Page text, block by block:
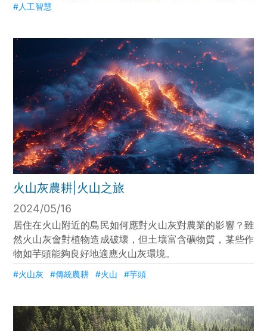
#人工智慧
火山灰農耕|火山之旅
2024/05/16
居住在火山附近的島民如何應對火山灰對農業的影響？雖
然火山灰會對植物造成破壞，但土壤富含礦物質，某些作
物如芋頭能夠良好地適應火山灰環境。
#火山灰 #傳統農耕 #火山 #芋頭